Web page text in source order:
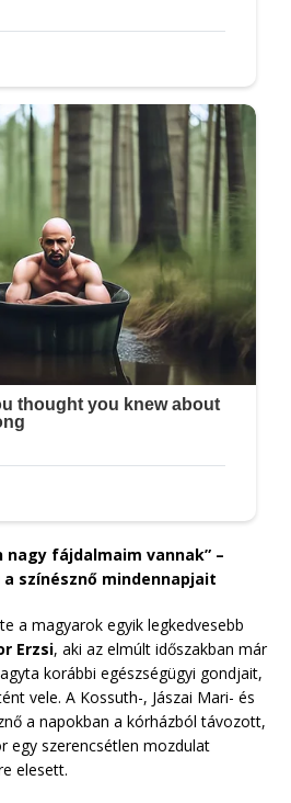
nagy fájdalmaim vannak” –
színésznő mindennapjait
a magyarok egyik legkedvesebb
Erzsi, aki az elmúlt időszakban már
korábbi egészségügyi gondjait,
vele. A Kossuth-, Jászai Mari- és
a napokban a kórházból távozott,
egy szerencsétlen mozdulat
elesett.